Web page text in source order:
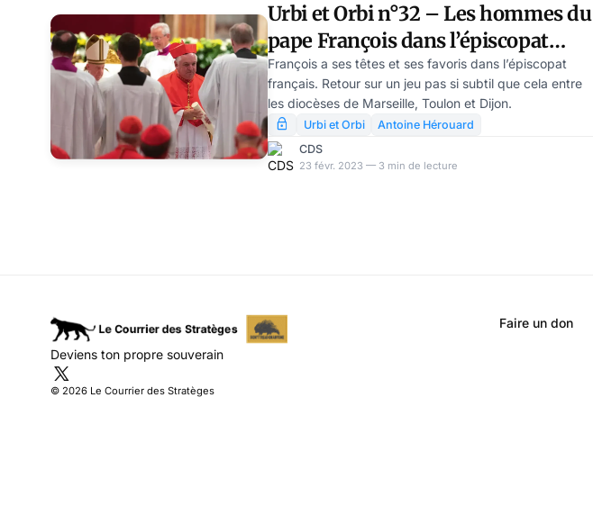
Urbi et Orbi n°32 – Les hommes du
pape François dans l’épiscopat
français
François a ses têtes et ses favoris dans l’épiscopat
français. Retour sur un jeu pas si subtil que cela entre
les diocèses de Marseille, Toulon et Dijon.
Urbi et Orbi
Antoine Hérouard
CDS
23 févr. 2023 — 3 min de lecture
Deviens ton propre souverain
© 2026 Le Courrier des Stratèges
Faire un don